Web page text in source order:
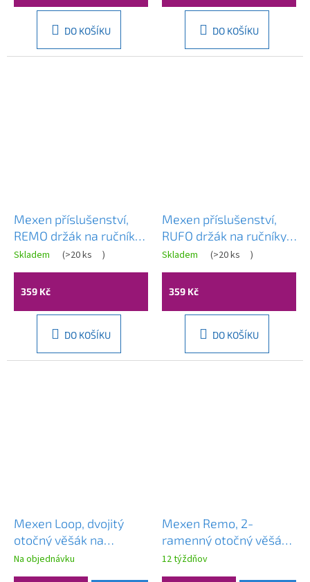
DO KOŠÍKU DO KOŠÍKU
Mexen příslušenství,
REMO držák na ručníky,
2-dílný otočný, chrom,
70507255-00
Skladem (>20 ks )
359 Kč
DO KOŠÍKU
Mexen příslušenství,
RUFO držák na ručníky,
2-dílný, chrom,
7050925-00
Skladem (>20 ks )
359 Kč
DO KOŠÍKU
Mexen Loop, dvojitý
otočný věšák na
ručníky, černý chrom,
70A71049-73
Na objednávku
Mexen Remo, 2-
ramenný otočný věšák
na ručníky, měděná
matná, 70507255-65
12 týždňov